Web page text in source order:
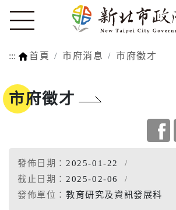
::: 首頁 市府消息 市府徵才
市府徵才
發佈日期： 2025-01-22
截止日期： 2025-02-06
發佈單位： 教育研究及資訊發展科